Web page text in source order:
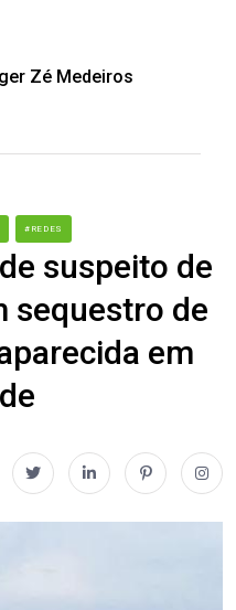
Zé Medeiros
#REDES
suspeito de
sequestro de
em